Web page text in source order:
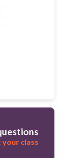
your class